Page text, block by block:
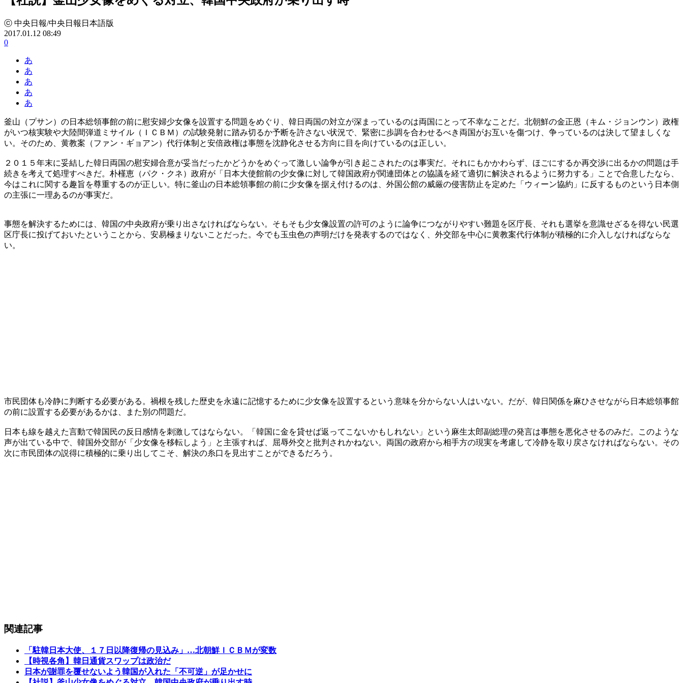
ⓒ 中央日報/中央日報日本語版
2017.01.12 08:49
0
あ
あ
あ
あ
あ
釜山（プサン）の日本総領事館の前に慰安婦少女像を設置する問題をめぐり、韓日両国の対立が深まっているのは両国にとって不幸なことだ。北朝鮮の金正恩（キム・ジョンウン）政権
がいつ核実験や大陸間弾道ミサイル（ＩＣＢＭ）の試験発射に踏み切るか予断を許さない状況で、緊密に歩調を合わせるべき両国がお互いを傷つけ、争っているのは決して望ましくな
い。そのため、黄教案（ファン・ギョアン）代行体制と安倍政権は事態を沈静化させる方向に目を向けているのは正しい。
２０１５年末に妥結した韓日両国の慰安婦合意が妥当だったかどうかをめぐって激しい論争が引き起こされたのは事実だ。それにもかかわらず、ほごにするか再交渉に出るかの問題は手
続きを考えて処理すべきだ。朴槿恵（パク・クネ）政府が「日本大使館前の少女像に対して韓国政府が関連団体との協議を経て適切に解決されるように努力する」ことで合意したなら、
今はこれに関する趣旨を尊重するのが正しい。特に釜山の日本総領事館の前に少女像を据え付けるのは、外国公館の威厳の侵害防止を定めた「ウィーン協約」に反するものという日本側
の主張に一理あるのが事実だ。
事態を解決するためには、韓国の中央政府が乗り出さなければならない。そもそも少女像設置の許可のように論争につながりやすい難題を区庁長、それも選挙を意識せざるを得ない民選
区庁長に投げておいたということから、安易極まりないことだった。今でも玉虫色の声明だけを発表するのではなく、外交部を中心に黄教案代行体制が積極的に介入しなければならな
い。
市民団体も冷静に判断する必要がある。禍根を残した歴史を永遠に記憶するために少女像を設置するという意味を分からない人はいない。だが、韓日関係を麻ひさせながら日本総領事館
の前に設置する必要があるかは、また別の問題だ。
日本も線を越えた言動で韓国民の反日感情を刺激してはならない。「韓国に金を貸せば返ってこないかもしれない」という麻生太郎副総理の発言は事態を悪化させるのみだ。このような
声が出ている中で、韓国外交部が「少女像を移転しよう」と主張すれば、屈辱外交と批判されかねない。両国の政府から相手方の現実を考慮して冷静を取り戻さなければならない。その
次に市民団体の説得に積極的に乗り出してこそ、解決の糸口を見出すことができるだろう。
関連記事
「駐韓日本大使、１７日以降復帰の見込み」…北朝鮮ＩＣＢＭが変数
【時視各角】韓日通貨スワップは政治だ
日本が謝罪を覆せないよう韓国が入れた「不可逆」が足かせに